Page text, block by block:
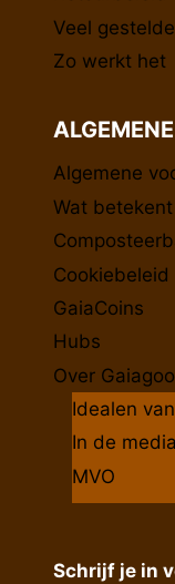
Veel
Zo werkt het
Algemene
Wat betekent
Cookiebeleid
GaiaCoins
Hubs
Over
Idealen
In de media
MVO
Schrijf je in